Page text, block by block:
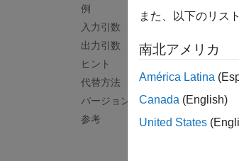
例
入力引数
出力引数
ヒント
代替方法
バージョン履歴
参考
また、以下のリス
南北アメリカ
América Latina
Canada (English)
United States